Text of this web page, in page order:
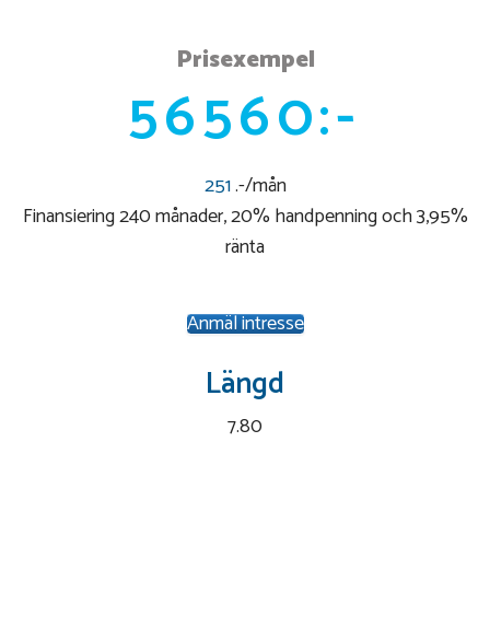
Prisexempel
56560:-
251.-/mån
Finansiering 240 månader, 20% handpenning och 3,95%
ränta
Anmäl intresse
Längd
7.80